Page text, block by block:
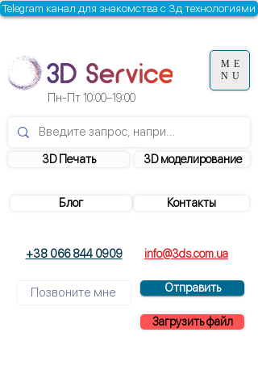
3D моделирование
Контакты
3D Печать
+38 066 844 0909 info@3ds.com.ua
Отправить
Загрузить файл
Блог
Пн-Пт10:00–19:00
Telegram канал для знакомства с 3д технологиями
ME
NU